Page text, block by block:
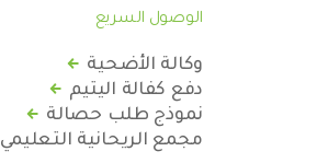
الوصول السريع
وكالة الأضحية
دفع كفالة اليتيم
نموذج طلب حصالة
مجمع الريحانية التعليمي